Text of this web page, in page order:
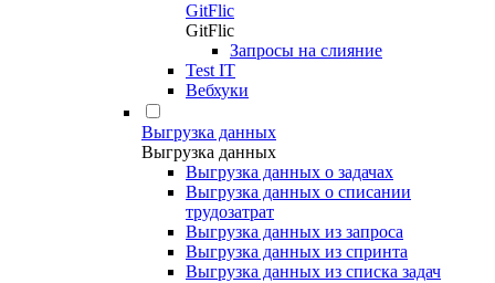
GitFlic
GitFlic
Запросы на слияние
Test IT
Вебхуки
Выгрузка данных
Выгрузка данных
Выгрузка данных о задачах
Выгрузка данных о списании
трудозатрат
Выгрузка данных из запроса
Выгрузка данных из спринта
Выгрузка данных из списка задач